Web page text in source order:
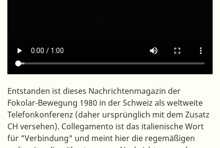
Entstanden ist dieses Nachrichtenmagazin der
Fokolar-Bewegung 1980 in der Schweiz als weltweite
Telefonkonferenz (daher ursprünglich mit dem Zusatz
CH versehen). Collegamento ist das italienische Wort
für "Verbindung" und meint hier die regemäßigen